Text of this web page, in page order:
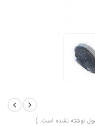
نوشته نشده است. )